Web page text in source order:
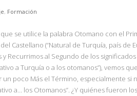
, Formación
se utilice la palabra Otomano con el
Castellano (“Natural de Turquía, país de
y Recurrimos al Segundo de los
a Turquía o a los otomanos”), vemos
poco Más el Término, especialmente si
a… los Otomanos”. ¿Y quiénes fueron